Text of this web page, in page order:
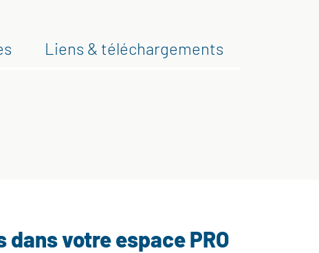
Liens & téléchargements
votre espace PRO